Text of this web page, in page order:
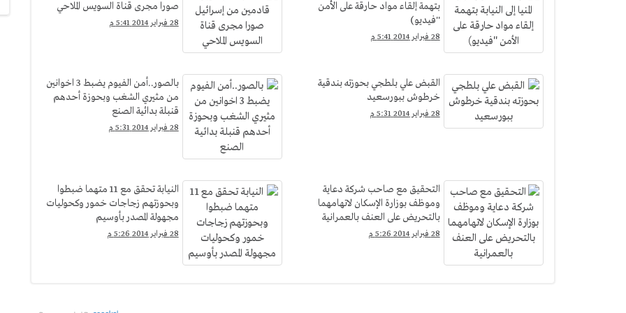
بتهمة إلقاء مواد حارقة على الأمن
''فيديو)
28 فبراير 2014 5:41 م
صورا مجرى قناة السويس الملاحي
28 فبراير 2014 5:41 م
القبض علي بلطجي بحوزته بندقية
خرطوش ببورسعيد
28 فبراير 2014 5:31 م
بالصور..أمن الفيوم يضبط 3 اخوانين
من مثيري الشغب وبحوزة أحدهم
قنبلة بدائية الصنع
28 فبراير 2014 5:31 م
التحقيق مع صاحب شركة دعاية
وموظف بوزارة الإسكان لاتهامهما
بالتحريض على العنف بالعمرانية
28 فبراير 2014 5:26 م
النيابة تحقق مع 11 متهما ضبطوا
وبحوزتهم زجاجات خمور وكحوليات
مجهولة المصدر بأوسيم
28 فبراير 2014 5:26 م